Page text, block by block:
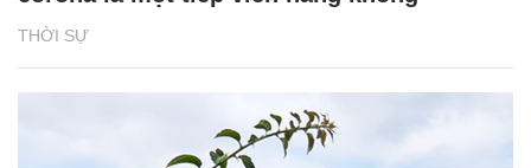
THỜI SỰ